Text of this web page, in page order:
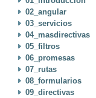
02_angular
03_servicios
04_masdirectivas
05_filtros
06_promesas
07_rutas
08_formularios
09_directivas